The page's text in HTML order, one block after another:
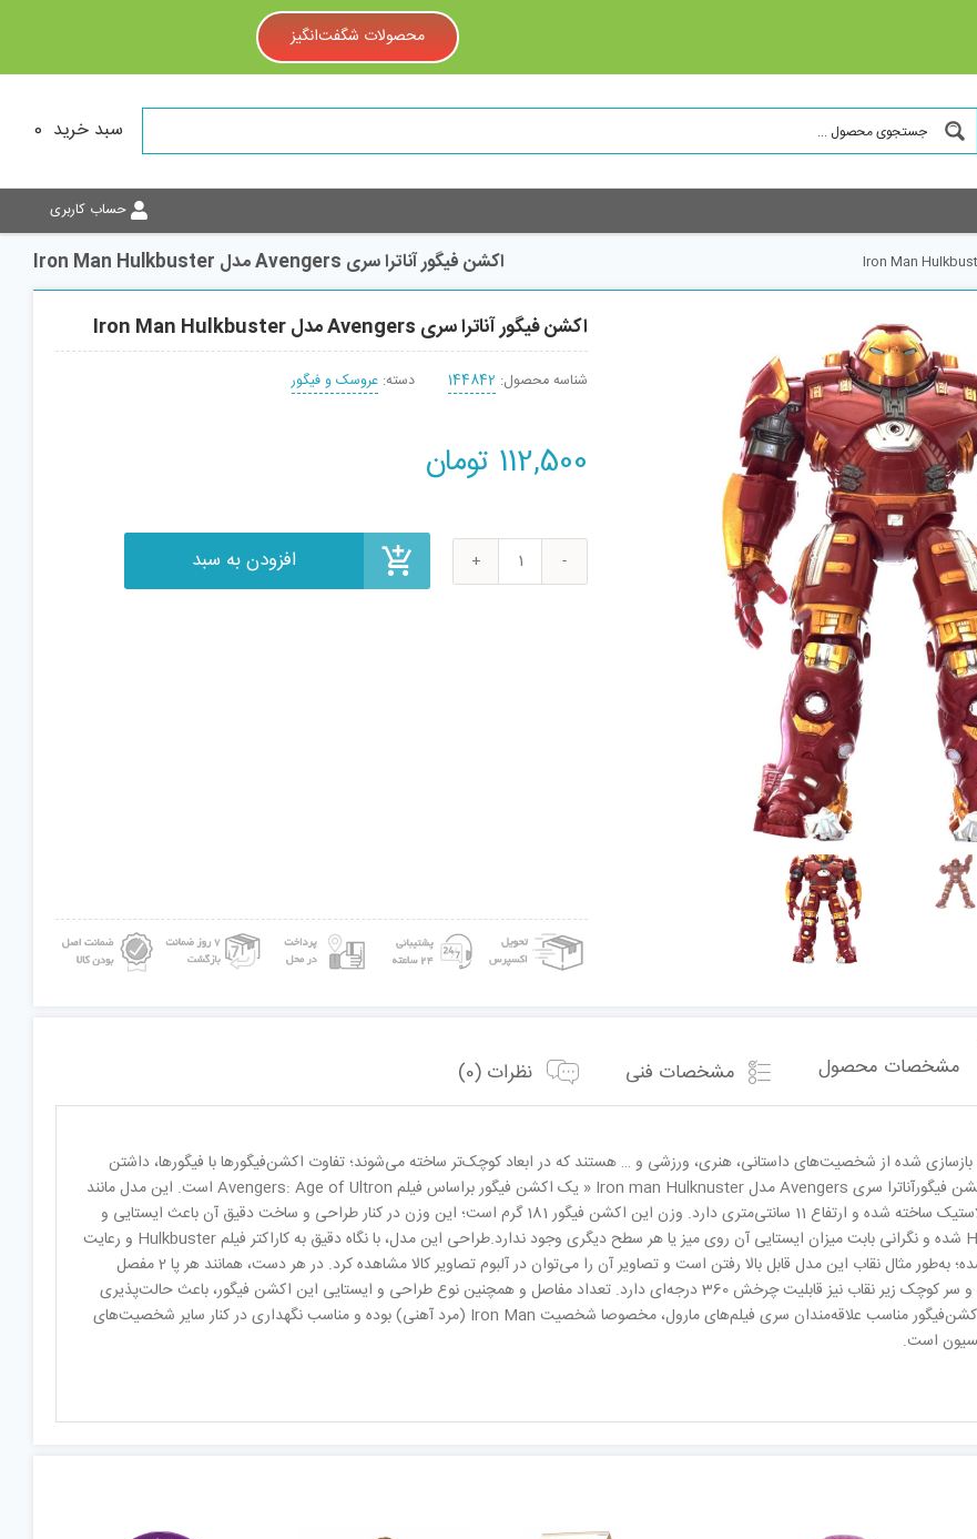
محصولات شگفت‌انگیز
سبد خرید 0
حساب کاربری
اکشن فیگور آناترا سری Avengers مدل Iron Man Hulkbuster
اکشن فیگور آناترا سری Avengers مدل Iron Man Hulkbuster
شناسه محصول: 144842 دسته: عروسک و فیگور
112,500 تومان
اکشن
مشخصات محصول مشخصات فنی نظرات (0)
بازسازی شده از شخصیت‌های داستانی، هنری، ورزشی و … هستند که در ابعاد کوچک‌تر ساخته می‌شوند؛ تفاوت اکشن‌فیگورها با فیگورها، داشتن
اعضای متحرک است. »اکشن فیگورآناترا سری Avengers مدل Iron man Hulknuster « یک اکشن فیگور براساس فیلم Avengers: Age of Ultron است. این مدل مانند
بیشتر اکشن‌فیگورها از پلاستیک ساخته شده و ارتفاع 11 سانتی‌متری دارد. وزن این اکشن فیگور 181 گرم است؛ این وزن در کنار طراحی و ساخت دقیق آن باعث ایستایی و
پایداری خوب Hulkbuster شده و نگرانی بابت میزان ایستایی آن روی میز یا هر سطح دیگری وجود ندارد.طراحی این مدل، با نگاه دقیق به کاراکتر فیلم Hulkbuster و رعایت
حداکثری جزئیات انجام شده؛ به‌طور مثال نقاب این مدل قابل بالا رفتن است و تصاویر آن را می‌توان در آلبوم تصاویر کالا مشاهده کرد. در هر دست، همانند هر پا 2 مفصل
متحرک در نظر گرفته شده و سر کوچک زیر نقاب نیز قابلیت چرخش 360 درجه‌ای دارد. تعداد مفاصل و همچنین نوع طراحی و ایستایی این اکشن‌ فیگور، باعث حالت‌پذیری
خوب آن شده است.این اکشن‌فیگور مناسب علاقه‌مندان سری فیلم‌های مارول، مخصوصا شخصیت Iron Man (مرد آهنی) بوده و مناسب نگهداری در کنار سایر شخصیت‌های
است.